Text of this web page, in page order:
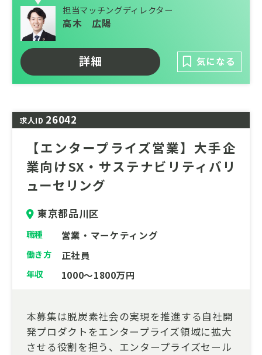
大手企業と中長期的に関係を構築しながら提
案を行ってきたご経験を活かして、日本企業
の脱炭素を推進していきませんか？ご応募お
待ちしております。
担当マッチングディレクター
高木 広陽
詳細 気になる
求人ID 26042
【エンタープライズ営業】大手企
業向けSX・サステナビリティバリ
ューセリング
東京都品川区
職種 営業・マーケティング
働き方 正社員
年収 1000～1800万円
本募集は脱炭素社会の実現を推進する自社開
発プロダクトをエンタープライズ領域に拡大
させる役割を担う、エンタープライズセール